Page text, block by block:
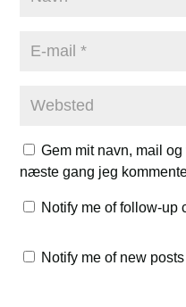
Gem mit navn, mail
næste gang jeg
Notify me of follow-up
Notify me of new